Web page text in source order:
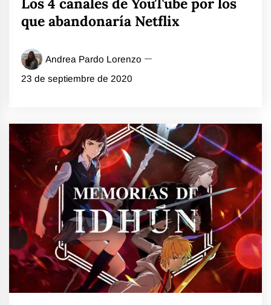
que abandonaría Netflix
Andrea Pardo Lorenzo
23 de septiembre de 2020